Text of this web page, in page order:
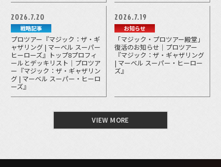
2026.7.20
戦略記事
プロツアー『マジック：ザ・ギ
ャザリング | マーベル スーパー
ヒーローズ』トップ8プロフィ
ールとデッキリスト｜プロツア
ー『マジック：ザ・ギャザリン
グ | マーベル スーパー・ヒーロ
ーズ』
2026.7.19
お知らせ
「マジック・プロツアー殿堂」
復活のお知らせ｜プロツアー
『マジック：ザ・ギャザリング
| マーベル スーパー・ヒーロー
ズ』
VIEW MORE